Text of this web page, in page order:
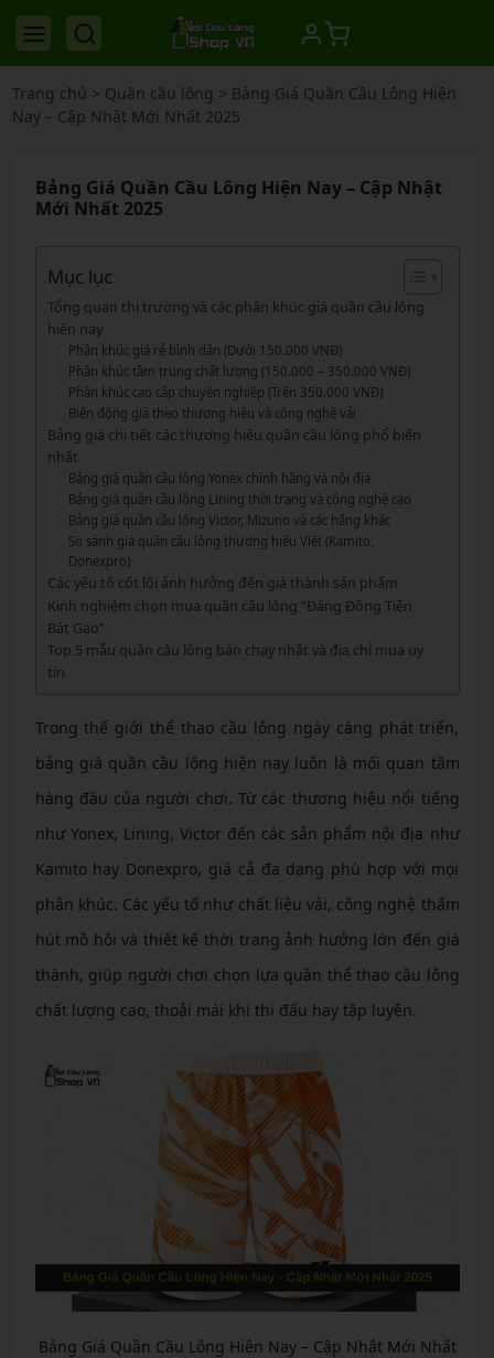
Trang chủ > Quần cầu lông > Bảng Giá Quần Cầu Lông Hiện
Nay – Cập Nhật Mới Nhất 2025
Bảng Giá Quần Cầu Lông Hiện Nay – Cập Nhật
Mới Nhất 2025
Mục lục
Tổng quan thị trường và các phân khúc giá quần cầu lông
hiện nay
Phân khúc giá rẻ bình dân (Dưới 150.000 VNĐ)
Phân khúc tầm trung chất lượng (150.000 – 350.000 VNĐ)
Phân khúc cao cấp chuyên nghiệp (Trên 350.000 VNĐ)
Biến động giá theo thương hiệu và công nghệ vải
Bảng giá chi tiết các thương hiệu quần cầu lông phổ biến
nhất
Bảng giá quần cầu lông Yonex chính hãng và nội địa
Bảng giá quần cầu lông Lining thời trang và công nghệ cao
Bảng giá quần cầu lông Victor, Mizuno và các hãng khác
So sánh giá quần cầu lông thương hiệu Việt (Kamito,
Donexpro)
Các yếu tố cốt lõi ảnh hưởng đến giá thành sản phẩm
Kinh nghiệm chọn mua quần cầu lông “Đáng Đồng Tiền
Bát Gạo”
Top 5 mẫu quần cầu lông bán chạy nhất và địa chỉ mua uy
tín
Trong thế giới thể thao cầu lông ngày càng phát triển,
bảng giá quần cầu lông hiện nay luôn là mối quan tâm
hàng đầu của người chơi. Từ các thương hiệu nổi tiếng
như Yonex, Lining, Victor đến các sản phẩm nội địa như
Kamito hay Donexpro, giá cả đa dạng phù hợp với mọi
phân khúc. Các yếu tố như chất liệu vải, công nghệ thấm
hút mồ hôi và thiết kế thời trang ảnh hưởng lớn đến giá
thành, giúp người chơi chọn lựa quần thể thao cầu lông
chất lượng cao, thoải mái khi thi đấu hay tập luyện.
Bảng Giá Quần Cầu Lông Hiện Nay – Cập Nhật Mới Nhất